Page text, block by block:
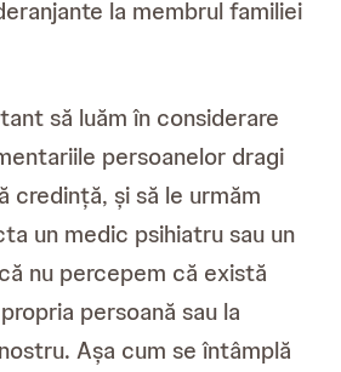
la membrul familiei
să luăm în considerare
persoanelor dragi
credință, și să le urmăm
un medic psihiatru sau un
nu percepem că există
persoană sau la
Așa cum se întâmplă